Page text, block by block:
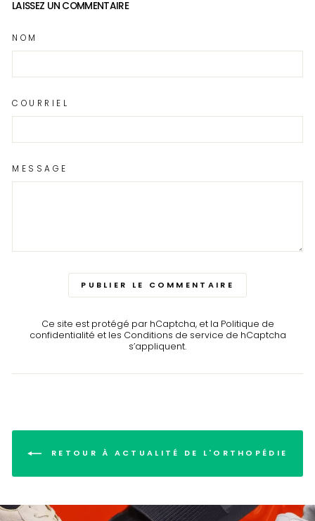
LAISSEZ UN COMMENTAIRE
NOM
COURRIEL
MESSAGE
PUBLIER LE COMMENTAIRE
Ce site est protégé par hCaptcha, et la Politique de
confidentialité et les Conditions de service de hCaptcha
s’appliquent.
RETOUR À ACTUALITÉ DE L'ORTHOPÉDIE